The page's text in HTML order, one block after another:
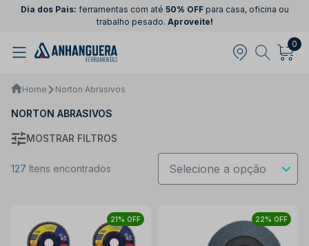
Dia dos Pais: ferramentas com até 50% OFFpara casa, oficina ou
trabalho pesado. Aproveite!
0
Home Norton Abrasivos
NORTON ABRASIVOS
MOSTRAR FILTROS
127 Itens encontrados
21% OFF 22% OFF